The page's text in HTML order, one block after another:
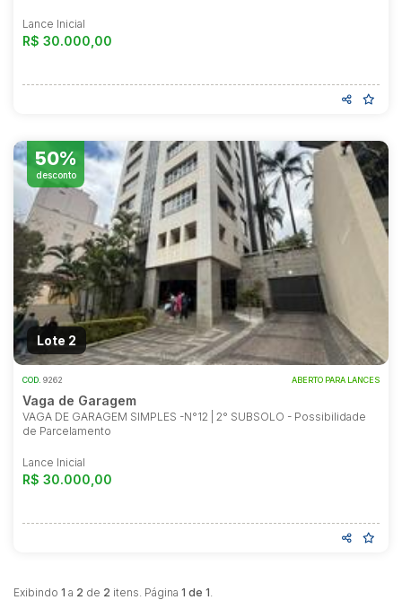
Lance Inicial
R$ 30.000,00
50%
desconto
Lote 2
COD. 9262 ABERTO PARA LANCES
Vaga de Garagem
VAGA DE GARAGEM SIMPLES -N°12 | 2° SUBSOLO - Possibilidade
de Parcelamento
Lance Inicial
R$ 30.000,00
Exibindo 1 a 2 de 2 itens. Página 1 de 1.